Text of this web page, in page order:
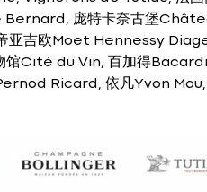
庞特卡奈古堡
亚吉欧Moet Hennessy
馆Cité du Vin, 百加得
Ricard, 依凡Yvon